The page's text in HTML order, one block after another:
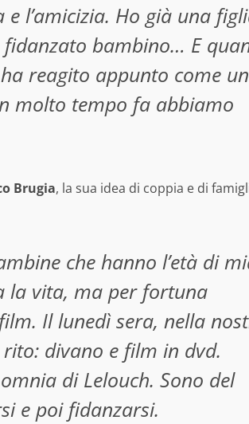
l’amicizia. Ho già una
bambino… E
reagito appunto come un
molto tempo fa abbiamo
Brugia, la sua idea di coppia e di
che hanno l’età di
la vita, ma per fortuna
Il lunedì sera, nella
divano e film in dvd.
di Lelouch. Sono del
e poi fidanzarsi.